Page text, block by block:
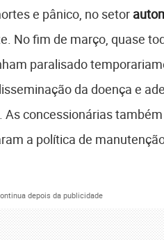
e pânico, no setor
No fim de março, quase
paralisado
da doença e
As concessionárias
a política de
depois da publicidade